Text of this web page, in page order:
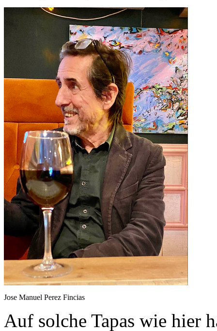
Jose Manuel Perez Fincias
Auf solche Tapas wie hier